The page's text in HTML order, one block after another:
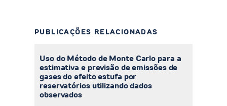
PUBLICAÇÕES RELACIONADAS
Uso do Método de Monte Carlo para a
estimativa e previsão de emissões de
gases do efeito estufa por
reservatórios utilizando dados
observados